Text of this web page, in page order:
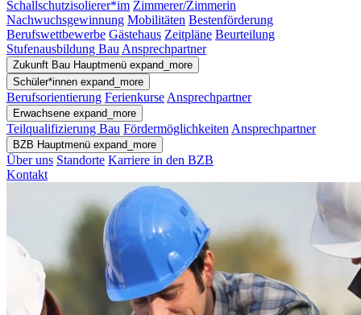
Schallschutzisolierer*im Zimmerer/Zimmerin
Nachwuchsgewinnung Mobilitäten Bestenförderung
Berufswettbewerbe Gästehaus Zeitpläne Beurteilung
Stufenausbildung Bau Ansprechpartner
Zukunft Bau Hauptmenü expand_more
Schüler*innen expand_more
Berufsorientierung Ferienkurse Ansprechpartner
Erwachsene expand_more
Teilqualifizierung Bau Fördermöglichkeiten Ansprechpartner
BZB Hauptmenü expand_more
Über uns Standorte Karriere in den BZB
Kontakt